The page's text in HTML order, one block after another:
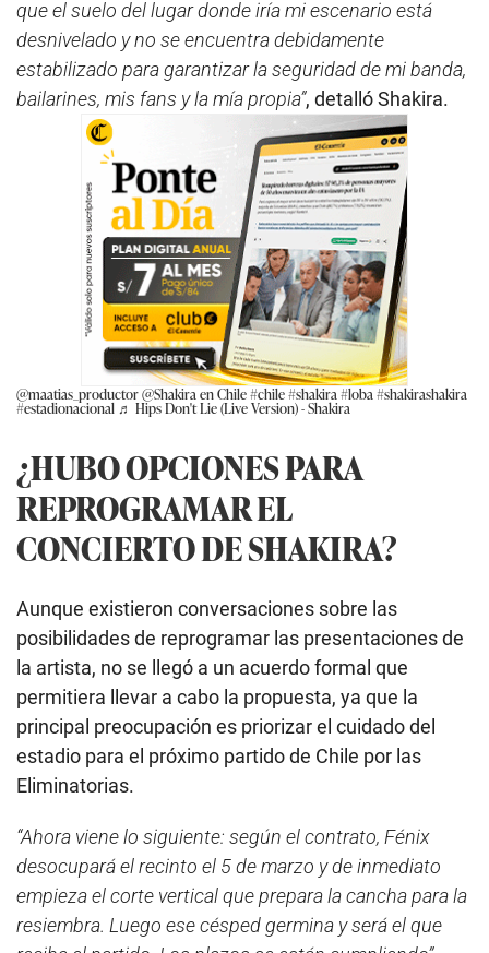
que el suelo del lugar donde iría mi escenario está
desnivelado y no se encuentra debidamente
estabilizado para garantizar la seguridad de mi banda,
bailarines, mis fans y la mía propia”, detalló Shakira.
@maatias_productor@Shakira en Chile#chile#shakira#loba#shakirashakira
#estadionacional ♬ Hips Don't Lie (Live Version) - Shakira
¿HUBO OPCIONES PARA
REPROGRAMAR EL
CONCIERTO DE SHAKIRA?
Aunque existieron conversaciones sobre las
posibilidades de reprogramar las presentaciones de
la artista, no se llegó a un acuerdo formal que
permitiera llevar a cabo la propuesta, ya que la
principal preocupación es priorizar el cuidado del
estadio para el próximo partido de Chile por las
Eliminatorias.
“Ahora viene lo siguiente: según el contrato, Fénix
desocupará el recinto el 5 de marzo y de inmediato
empieza el corte vertical que prepara la cancha para la
resiembra. Luego ese césped germina y será el que